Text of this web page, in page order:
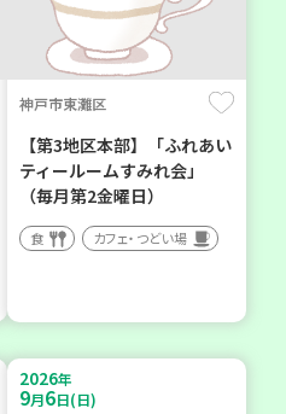
神戸市東灘区
【第3地区本部】「ふれあい
ティールームすみれ会」
（毎月第2金曜日）
食 カフェ・つどい場
2026年
9月6日(日)